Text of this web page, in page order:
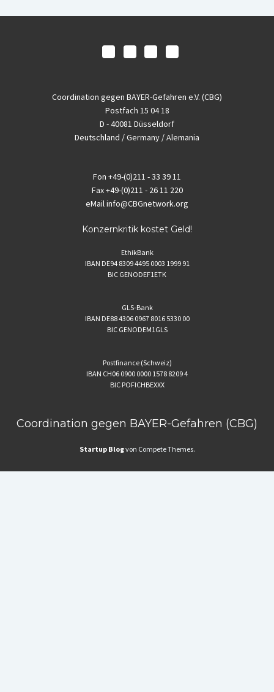
Coordination gegen BAYER-Gefahren e.V. (CBG)
Postfach 15 04 18
D - 40081 Düsseldorf
Deutschland / Germany / Alemania
Fon +49-(0)211 - 33 39 11
Fax+49-(0)211 - 26 11 220
eMailinfo@CBGnetwork.org
Konzernkritik kostet Geld!
EthikBank
IBAN DE94 8309 4495 0003 1999 91
BIC GENODEF1ETK
GLS-Bank
IBAN DE88 4306 0967 8016 5330 00
BIC GENODEM1GLS
Postfinance (Schweiz)
IBAN CH06 0900 0000 1578 8209 4
BIC POFICHBEXXX
Coordination gegen BAYER-Gefahren (CBG)
Startup Blogvon Compete Themes.